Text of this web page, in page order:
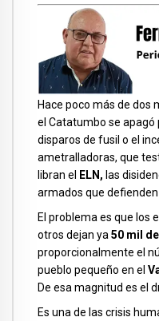
Hace poco más de dos
el Catatumbo se apagó
disparos de fusil o el
ametralladoras, que
libran el
ELN, las
armados que
El problema es que los
otros dejan ya 50 mil
proporcionalmente el
pueblo pequeño en el
De esa magnitud es el
Es una de las crisis